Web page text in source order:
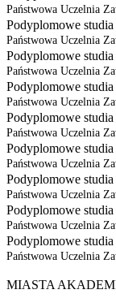
Państwowa Uczelnia
Podyplomowe
Państwowa Uczelnia
Podyplomowe
Państwowa Uczelnia
Podyplomowe
Państwowa Uczelnia
Podyplomowe
Państwowa Uczelnia
Podyplomowe
Państwowa Uczelnia
Podyplomowe
Państwowa Uczelnia
Podyplomowe
Państwowa Uczelnia
Podyplomowe
Państwowa Uczelnia
MIASTA